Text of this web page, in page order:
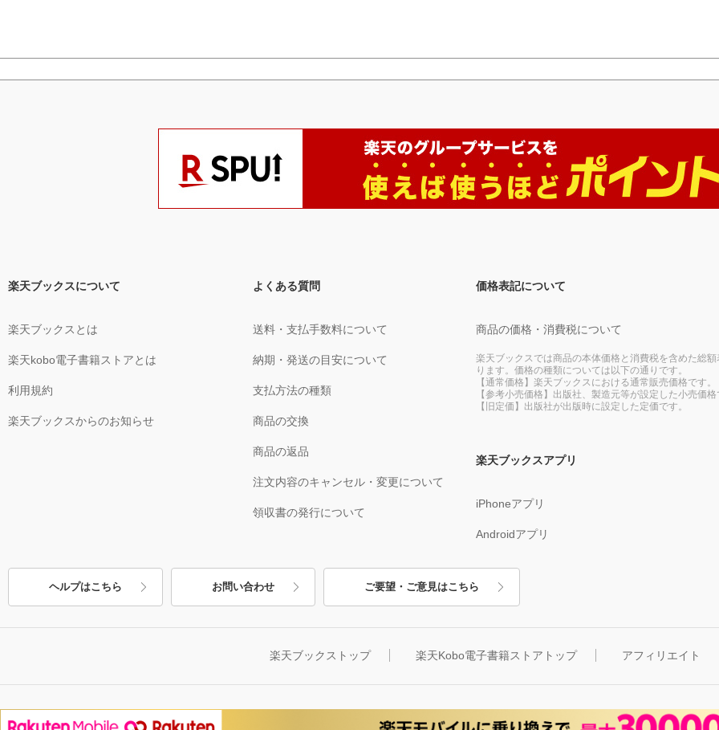
楽天ブックスについて
楽天ブックスとは
楽天kobo電子書籍ストアとは
利用規約
楽天ブックスからのお知らせ
よくある質問
送料・支払手数料について
納期・発送の目安について
支払方法の種類
商品の交換
商品の返品
注文内容のキャンセル・変更について
領収書の発行について
価格表記について
商品の価格・消費税について
楽天ブックスでは商品の本体価格と消費税を含めた総額
ります。価格の種類については以下の通りです。
【通常価格】楽天ブックスにおける通常販売価格です。
【参考小売価格】出版社、製造元等が設定した小売価格
【旧定価】出版社が出版時に設定した定価です。
楽天ブックスアプリ
iPhoneアプリ
Androidアプリ
ヘルプはこちら お問い合わせ ご要望・ご意見はこちら
楽天ブックストップ 楽天Kobo電子書籍ストアトップ アフィリエイト